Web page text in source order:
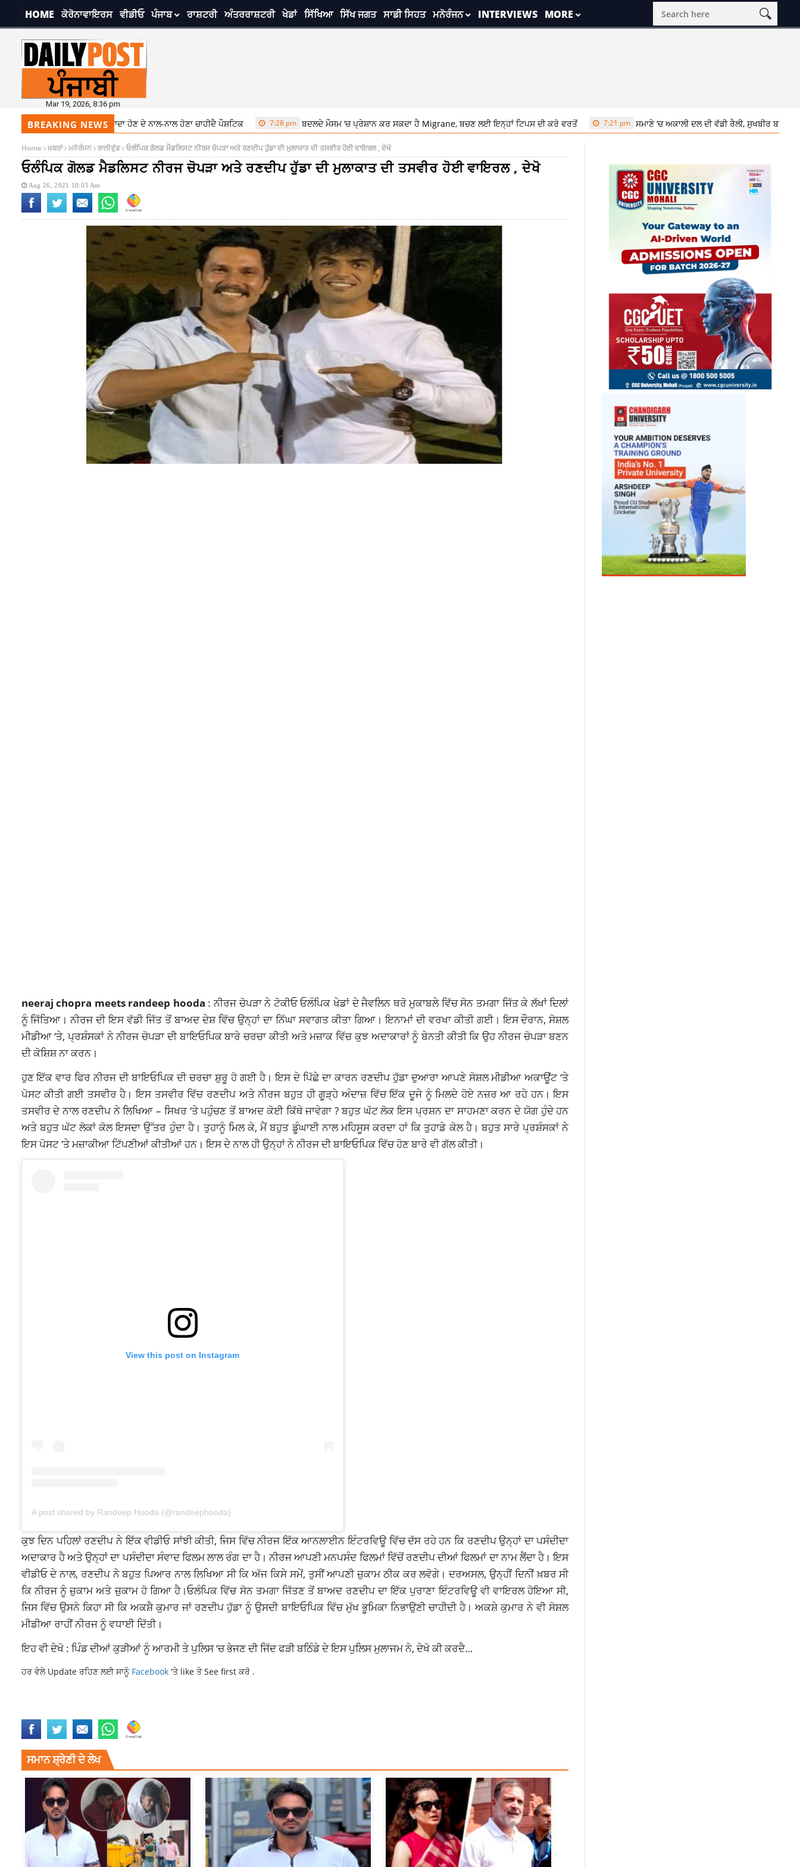
HOME ਕੋਰੋਨਾਵਾਇਰਸ ਵੀਡੀਓ ਪੰਜਾਬ ਰਾਸ਼ਟਰੀ ਅੰਤਰਰਾਸ਼ਟਰੀ ਖੇਡਾਂ ਸਿੱਖਿਆ ਸਿੱਖ ਜਗਤ ਸਾਡੀ ਸਿਹਤ ਮਨੋਰੰਜਨ INTERVIEWS MORE
Mar 19, 2026, 8:36 pm
BREAKING NEWS
ਦਾ ਧਿਆਨ, ਖਾਣਾ ਸਾਦਾ ਹੋਣ ਦੇ ਨਾਲ-ਨਾਲ ਹੋਣਾ ਚਾਹੀਦੈ ਪੌਸ਼ਟਿਕ 7:28 pm ਬਦਲਦੇ ਮੌਸਮ ‘ਚ ਪ੍ਰੇਸ਼ਾਨ ਕਰ ਸਕਦਾ ਹੈ Migrane, ਬਚਣ ਲਈ ਇਨ੍ਹਾਂ ਟਿਪਸ ਦੀ ਕਰੋ ਵਰਤੋਂ 7:21 pm ਸਮਾਣੇ ‘ਚ ਅਕਾਲੀ ਦਲ ਦੀ ਵੱਡੀ ਰੈਲੀ, ਸੁਖਬੀਰ ਬਾਦਲ ਨੇ ਬੇਅਦਬੀ
Home ਖ਼ਬਰਾਂ ਮਨੋਰੰਜਨ ਬਾਲੀਵੁੱਡ ਓਲੰਪਿਕ ਗੋਲਡ ਮੈਡਲਿਸਟ ਨੀਰਜ ਚੋਪੜਾ ਅਤੇ ਰਣਦੀਪ ਹੁੱਡਾ ਦੀ ਮੁਲਾਕਾਤ ਦੀ ਤਸਵੀਰ ਹੋਈ ਵਾਇਰਲ , ਦੇਖੋ
ਓਲੰਪਿਕ ਗੋਲਡ ਮੈਡਲਿਸਟ ਨੀਰਜ ਚੋਪੜਾ ਅਤੇ ਰਣਦੀਪ ਹੁੱਡਾ ਦੀ ਮੁਲਾਕਾਤ ਦੀ ਤਸਵੀਰ ਹੋਈ ਵਾਇਰਲ , ਦੇਖੋ
Aug 26, 2021 10:03 Am
neeraj chopra meets randeep hooda : ਨੀਰਜ ਚੋਪੜਾ ਨੇ ਟੋਕੀਓ ਓਲੰਪਿਕ ਖੇਡਾਂ ਦੇ ਜੈਵਲਿਨ ਥਰੋ ਮੁਕਾਬਲੇ ਵਿੱਚ ਸੋਨ ਤਮਗਾ ਜਿੱਤ ਕੇ ਲੱਖਾਂ ਦਿਲਾਂ
ਨੂੰ ਜਿੱਤਿਆ। ਨੀਰਜ ਦੀ ਇਸ ਵੱਡੀ ਜਿੱਤ ਤੋਂ ਬਾਅਦ ਦੇਸ਼ ਵਿੱਚ ਉਨ੍ਹਾਂ ਦਾ ਨਿੱਘਾ ਸਵਾਗਤ ਕੀਤਾ ਗਿਆ। ਇਨਾਮਾਂ ਦੀਵਰਖਾਕੀਤੀ ਗਈ। ਇਸ ਦੌਰਾਨ, ਸੋਸ਼ਲ
ਮੀਡੀਆ ‘ਤੇ, ਪ੍ਰਸ਼ੰਸਕਾਂ ਨੇ ਨੀਰਜ ਚੋਪੜਾ ਦੀ ਬਾਇਓਪਿਕ ਬਾਰੇ ਚਰਚਾ ਕੀਤੀ ਅਤੇ ਮਜ਼ਾਕ ਵਿੱਚ ਕੁਝ ਅਦਾਕਾਰਾਂ ਨੂੰ ਬੇਨਤੀ ਕੀਤੀ ਕਿ ਉਹ ਨੀਰਜ ਚੋਪੜਾ ਬਣਨ
ਦੀ ਕੋਸ਼ਿਸ਼ ਨਾ ਕਰਨ।
ਹੁਣ ਇੱਕ ਵਾਰ ਫਿਰ ਨੀਰਜ ਦੀ ਬਾਇਓਪਿਕ ਦੀ ਚਰਚਾ ਸ਼ੁਰੂ ਹੋ ਗਈ ਹੈ। ਇਸ ਦੇ ਪਿੱਛੇ ਦਾ ਕਾਰਨ ਰਣਦੀਪ ਹੁੱਡਾ ਦੁਆਰਾ ਆਪਣੇ ਸੋਸ਼ਲ ਮੀਡੀਆ ਅਕਾਊਂਟ ‘ਤੇ
ਪੋਸਟ ਕੀਤੀ ਗਈ ਤਸਵੀਰ ਹੈ। ਇਸ ਤਸਵੀਰ ਵਿੱਚ ਰਣਦੀਪ ਅਤੇ ਨੀਰਜ ਬਹੁਤ ਹੀ ਗੂੜ੍ਹੇ ਅੰਦਾਜ਼ ਵਿੱਚ ਇੱਕ ਦੂਜੇ ਨੂੰ ਮਿਲਦੇ ਹੋਏ ਨਜ਼ਰ ਆ ਰਹੇ ਹਨ। ਇਸ
ਤਸਵੀਰ ਦੇ ਨਾਲ ਰਣਦੀਪ ਨੇ ਲਿਖਿਆ – ਸਿਖਰ ‘ਤੇ ਪਹੁੰਚਣ ਤੋਂ ਬਾਅਦ ਕੋਈ ਕਿੱਥੇ ਜਾਵੇਗਾ ? ਬਹੁਤ ਘੱਟ ਲੋਕ ਇਸ ਪ੍ਰਸ਼ਨ ਦਾ ਸਾਹਮਣਾ ਕਰਨ ਦੇ ਯੋਗ ਹੁੰਦੇ ਹਨ
ਅਤੇ ਬਹੁਤ ਘੱਟ ਲੋਕਾਂ ਕੋਲ ਇਸਦਾ ਉੱਤਰ ਹੁੰਦਾ ਹੈ। ਤੁਹਾਨੂੰ ਮਿਲ ਕੇ, ਮੈਂ ਬਹੁਤ ਡੂੰਘਾਈ ਨਾਲ ਮਹਿਸੂਸ ਕਰਦਾ ਹਾਂ ਕਿ ਤੁਹਾਡੇ ਕੋਲ ਹੈ। ਬਹੁਤ ਸਾਰੇ ਪ੍ਰਸ਼ੰਸਕਾਂ ਨੇ
ਇਸ ਪੋਸਟ ‘ਤੇ ਮਜ਼ਾਕੀਆ ਟਿੱਪਣੀਆਂ ਕੀਤੀਆਂ ਹਨ। ਇਸ ਦੇ ਨਾਲ ਹੀ ਉਨ੍ਹਾਂ ਨੇ ਨੀਰਜ ਦੀ ਬਾਇਓਪਿਕ ਵਿੱਚ ਹੋਣ ਬਾਰੇ ਵੀ ਗੱਲ ਕੀਤੀ।
View this post on Instagram
A post shared by Randeep Hooda (@randeephooda)
ਕੁਝ ਦਿਨ ਪਹਿਲਾਂ ਰਣਦੀਪ ਨੇ ਇੱਕ ਵੀਡੀਓ ਸਾਂਝੀ ਕੀਤੀ, ਜਿਸ ਵਿੱਚ ਨੀਰਜ ਇੱਕ ਆਨਲਾਈਨ ਇੰਟਰਵਿਊ ਵਿੱਚ ਦੱਸ ਰਹੇ ਹਨ ਕਿ ਰਣਦੀਪ ਉਨ੍ਹਾਂ ਦਾ ਪਸੰਦੀਦਾ
ਅਦਾਕਾਰ ਹੈ ਅਤੇ ਉਨ੍ਹਾਂ ਦਾ ਪਸੰਦੀਦਾ ਸੰਵਾਦ ਫਿਲਮ ਲਾਲ ਰੰਗ ਦਾ ਹੈ। ਨੀਰਜ ਆਪਣੀ ਮਨਪਸੰਦ ਫਿਲਮਾਂ ਵਿੱਚੋਂ ਰਣਦੀਪ ਦੀਆਂ ਫਿਲਮਾਂ ਦਾ ਨਾਮ ਲੈਂਦਾ ਹੈ। ਇਸ
ਵੀਡੀਓ ਦੇ ਨਾਲ, ਰਣਦੀਪ ਨੇ ਬਹੁਤ ਪਿਆਰ ਨਾਲ ਲਿਖਿਆ ਸੀ ਕਿ ਅੱਜ ਕਿਸੇ ਸਮੇਂ, ਤੁਸੀਂ ਆਪਣੀ ਜ਼ੁਕਾਮ ਠੀਕ ਕਰ ਲਵੋਗੇ। ਦਰਅਸਲ, ਉਨ੍ਹੀਂ ਦਿਨੀਂ ਖ਼ਬਰ ਸੀ
ਕਿ ਨੀਰਜ ਨੂੰ ਜ਼ੁਕਾਮ ਅਤੇ ਜ਼ੁਕਾਮ ਹੋ ਗਿਆ ਹੈ।ਓਲੰਪਿਕ ਵਿੱਚ ਸੋਨ ਤਮਗਾ ਜਿੱਤਣ ਤੋਂ ਬਾਅਦ ਰਣਦੀਪ ਦਾ ਇੱਕ ਪੁਰਾਣਾ ਇੰਟਰਵਿਊ ਵੀ ਵਾਇਰਲ ਹੋਇਆ ਸੀ,
ਜਿਸ ਵਿੱਚ ਉਸਨੇ ਕਿਹਾ ਸੀ ਕਿ ਅਕਸ਼ੈ ਕੁਮਾਰ ਜਾਂ ਰਣਦੀਪ ਹੁੱਡਾ ਨੂੰ ਉਸਦੀ ਬਾਇਓਪਿਕ ਵਿੱਚ ਮੁੱਖ ਭੂਮਿਕਾ ਨਿਭਾਉਣੀ ਚਾਹੀਦੀ ਹੈ। ਅਕਸ਼ੇ ਕੁਮਾਰ ਨੇ ਵੀ ਸੋਸ਼ਲ
ਮੀਡੀਆ ਰਾਹੀਂ ਨੀਰਜ ਨੂੰ ਵਧਾਈ ਦਿੱਤੀ।
ਇਹ ਵੀ ਦੇਖੋ : ਪਿੰਡ ਦੀਆਂ ਕੁੜੀਆਂ ਨੂੰ ਆਰਮੀ ਤੇ ਪੁਲਿਸ ‘ਚ ਭੇਜਣ ਦੀ ਜਿੱਦ ਫੜੀ ਬਠਿੰਡੇ ਦੇ ਇਸ ਪੁਲਿਸ ਮੁਲਾਜਮ ਨੇ, ਦੇਖੋ ਕੀ ਕਰਦੈ…
ਹਰ ਵੇਲੇ Update ਰਹਿਣ ਲਈ ਸਾਨੂੰ Facebook 'ਤੇ like ਤੇ See first ਕਰੋ .
ਸਮਾਨ ਸ਼੍ਰੇਣੀ ਦੇ ਲੇਖ